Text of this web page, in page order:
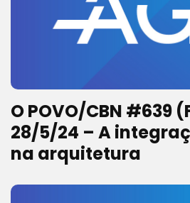
O POVO/CBN #639
28/5/24 – A
na arquitetura